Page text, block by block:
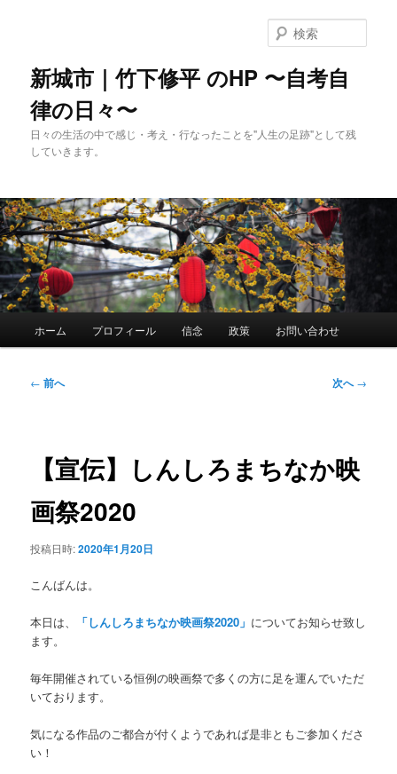
動
新城市｜竹下修平 のHP 〜自考自
律の日々〜
日々の生活の中で感じ・考え・行なったことを"人生の足跡"として残
していきます。
索
ホーム プロフィール 信念 政策 お問い合わせ
投
ョ
← 前へ 次へ→
【宣伝】しんしろまちなか映
画祭2020
投稿日時:2020年1月20日
こんばんは。
本日は、 「しんしろまちなか映画祭2020」 についてお知らせ致し
ます。
毎年開催されている恒例の映画祭で多くの方に足を運んでいただ
いております。
気になる作品のご都合が付くようであれば是非ともご参加くださ
い！